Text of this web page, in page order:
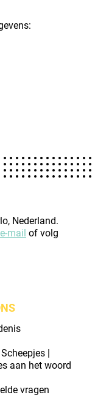
Nederland.
mail of volg
|
aan het woord
vragen